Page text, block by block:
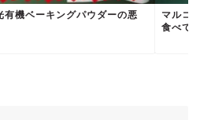
有機ベーキングパウダーの悪
マルコ
食べて